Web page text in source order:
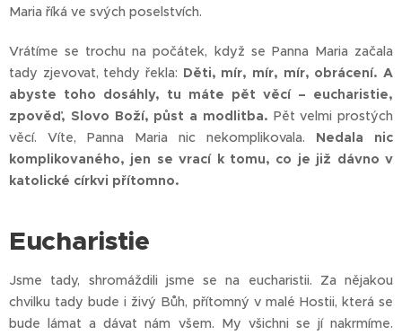
Maria říká ve svých poselstvích.
Vrátíme se trochu na počátek, když se Panna Maria začala
tady zjevovat, tehdy řekla: Děti, mír, mír, mír, obrácení. A
abyste toho dosáhly, tu máte pět věcí – eucharistie,
zpověď, Slovo Boží, půst a modlitba. Pět velmi prostých
věcí. Víte, Panna Maria nic nekomplikovala. Nedala nic
komplikovaného, jen se vrací k tomu, co je již dávno v
katolické církvi přítomno.
Eucharistie
Jsme tady, shromáždili jsme se na eucharistii. Za nějakou
chvilku tady bude i živý Bůh, přítomný v malé Hostii, která se
bude lámat a dávat nám všem. My všichni se jí nakrmíme.